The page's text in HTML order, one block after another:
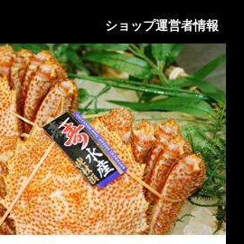
ショップ運営者情報